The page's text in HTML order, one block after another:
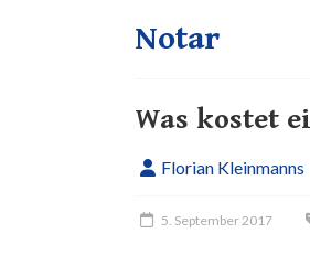
Notar
Was kostet
Florian Kleinmanns
5. September 2017